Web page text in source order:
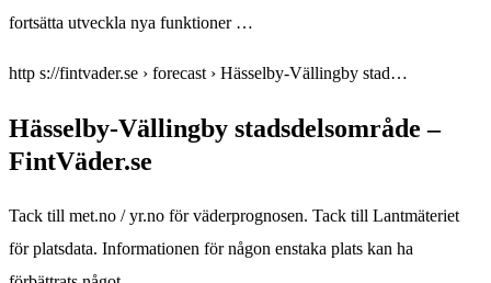
fortsätta utveckla nya funktioner …
http s://fintvader.se › forecast › Hässelby-Vällingby stad…
Hässelby-Vällingby stadsdelsområde –
FintVäder.se
Tack till met.no / yr.no för väderprognosen. Tack till Lantmäteriet
för platsdata. Informationen för någon enstaka plats kan ha